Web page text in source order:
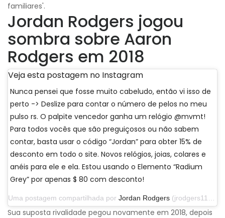
familiares'.
Jordan Rodgers jogou
sombra sobre Aaron
Rodgers em 2018
Veja esta postagem no Instagram
Nunca pensei que fosse muito cabeludo, então vi isso de
perto -> Deslize para contar o número de pelos no meu
pulso rs. O palpite vencedor ganha um relógio @mvmt!
Para todos vocês que são preguiçosos ou não sabem
contar, basta usar o código “Jordan” para obter 15% de
desconto em todo o site. Novos relógios, joias, colares e
anéis para ele e ela. Estou usando o Elemento “Radium
Grey” por apenas $ 80 com desconto!
Uma postagem compartilhada por Jordan Rodgers (jrodgers11) em 29 de setembro de 2019 às 13h07 PDT
Sua suposta rivalidade pegou novamente em 2018, depois